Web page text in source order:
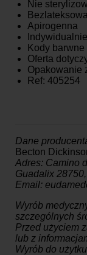
Nie
Apirogenna
Kody
Oferta
Opakowanie
Ref: 405254
Dane
Becton
Adres: Camino
Guadalix
Email:
Wyrób
szczególnych
Przed użyciem
lub z
Wyrób do